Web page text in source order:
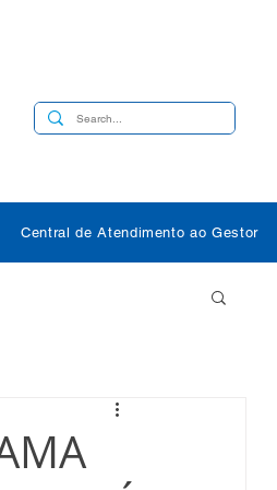
Central de Atendimento ao Gestor